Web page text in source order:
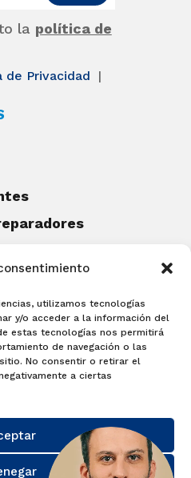
utilizamos tecnologías
y/o acceder a la información del
estas tecnologías nos permitirá
de navegación o las
No consentir o retirar el
a ciertas
la política de
de Privacidad
|
Qualifications
y obtén tu